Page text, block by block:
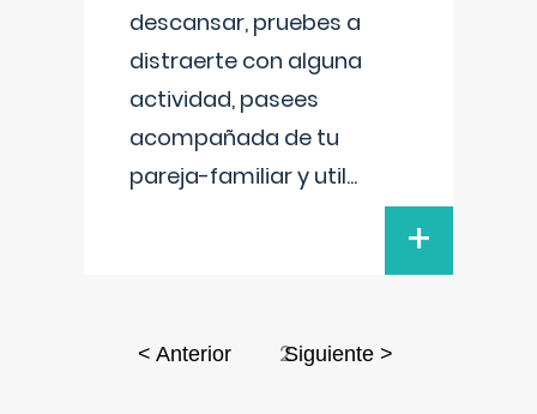
descansar, pruebes a
distraerte con alguna
actividad, pasees
acompañada de tu
pareja-familiar y util...
+
< Anterior 2Siguiente >